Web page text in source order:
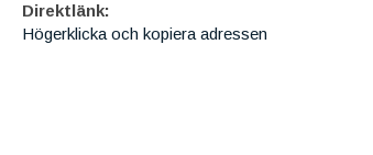
Direktlänk:
Högerklicka och kopiera adressen